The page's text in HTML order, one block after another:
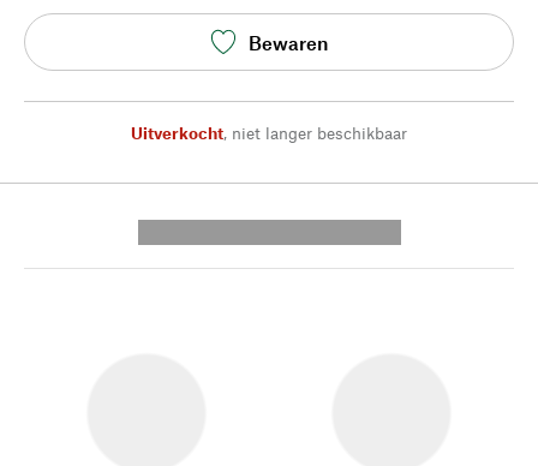
Bewaren
Uitverkocht, niet langer beschikbaar